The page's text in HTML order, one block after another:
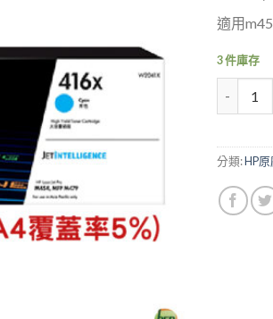
適用
3 件庫存
HP
分類:HP